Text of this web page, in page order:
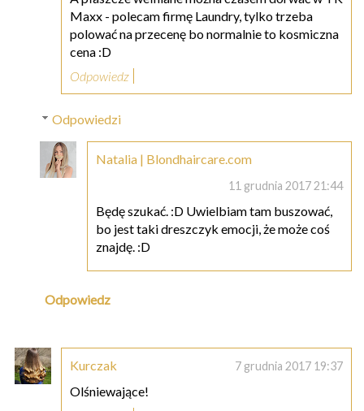
Maxx - polecam firmę Laundry, tylko trzeba
polować na przecenę bo normalnie to kosmiczna
cena :D
Odpowiedz
Odpowiedzi
Natalia | Blondhaircare.com
11 grudnia 2017 21:44
Będę szukać. :D Uwielbiam tam buszować,
bo jest taki dreszczyk emocji, że może coś
znajdę. :D
Odpowiedz
Kurczak 7 grudnia 2017 19:37
Olśniewające!